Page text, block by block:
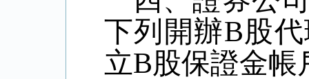
下列開辦B股
立B股保證金帳